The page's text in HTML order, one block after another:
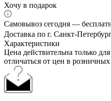
Хочу в подарок
Самовывоз сегодня —
Доставка по г. Санкт-
Характеристики
Цена действительна только
отличаться от цен в